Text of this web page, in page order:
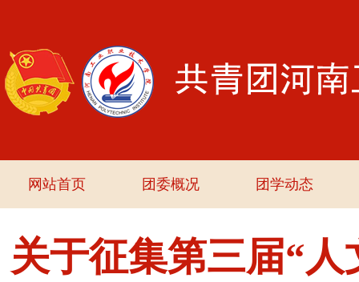
网站首页 团委概况 团学动态
关于征集第三届“